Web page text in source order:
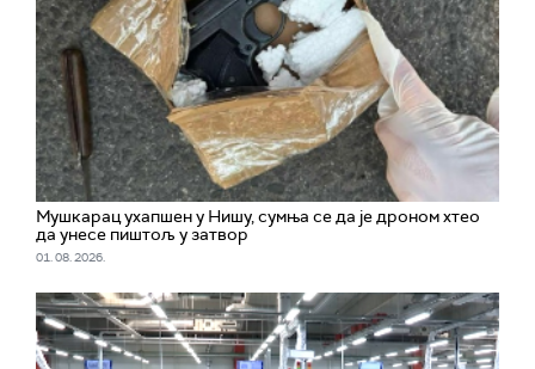
Мушкарац ухапшен у Нишу, сумња се да је дроном хтео
да унесе пиштољ у затвор
01. 08. 2026.